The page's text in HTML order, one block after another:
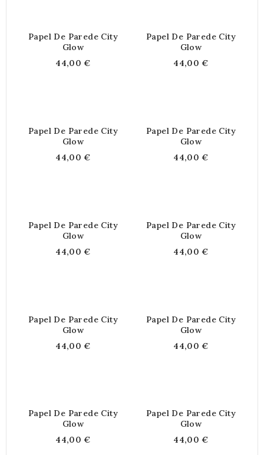
Papel De Parede City
Glow
44,00 €
Papel De Parede City
Glow
44,00 €
Papel De Parede City
Glow
44,00 €
Papel De Parede City
Glow
44,00 €
Papel De Parede City
Glow
44,00 €
Papel De Parede City
Glow
44,00 €
Papel De Parede City
Glow
44,00 €
Papel De Parede City
Glow
44,00 €
Papel De Parede City
Glow
44,00 €
Papel De Parede City
Glow
44,00 €